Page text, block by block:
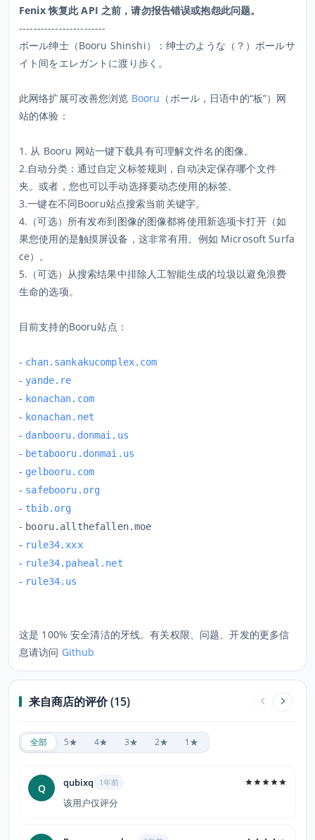
Fenix 恢复此 API 之前，请勿报告错误或抱怨此问题。
------------------------
ボール绅士（Booru Shinshi）：绅士のような（？）ボールサ
イト间をエレガントに渡り歩く。
此网络扩展可改善您浏览 Booru （ボール，日语中的“板”）网
站的体验：
1. 从 Booru 网站一键下载具有可理解文件名的图像。
2.自动分类：通过自定义标签规则，自动决定保存哪个文件
夹。或者，您也可以手动选择要动态使用的标签。
3.一键在不同Booru站点搜索当前关键字。
4.（可选）所有发布到图像的图像都将使用新选项卡打开（如
果您使用的是触摸屏设备，这非常有用。例如 Microsoft Surfa
ce）。
5.（可选）从搜索结果中排除人工智能生成的垃圾以避免浪费
生命的选项。
目前支持的Booru站点：
- chan.sankakucomplex.com
- yande.re
- konachan.com
- konachan.net
- danbooru.donmai.us
- betabooru.donmai.us
- gelbooru.com
- safebooru.org
- tbib.org
- booru.allthefallen.moe
- rule34.xxx
- rule34.paheal.net
- rule34.us
这是 100% 安全清洁的牙线。有关权限、问题、开发的更多信
息请访问 Github
来自商店的评价 (15)
全部 5★ 4★ 3★ 2★ 1★
Q qubixq 1年前
该用户仅评分